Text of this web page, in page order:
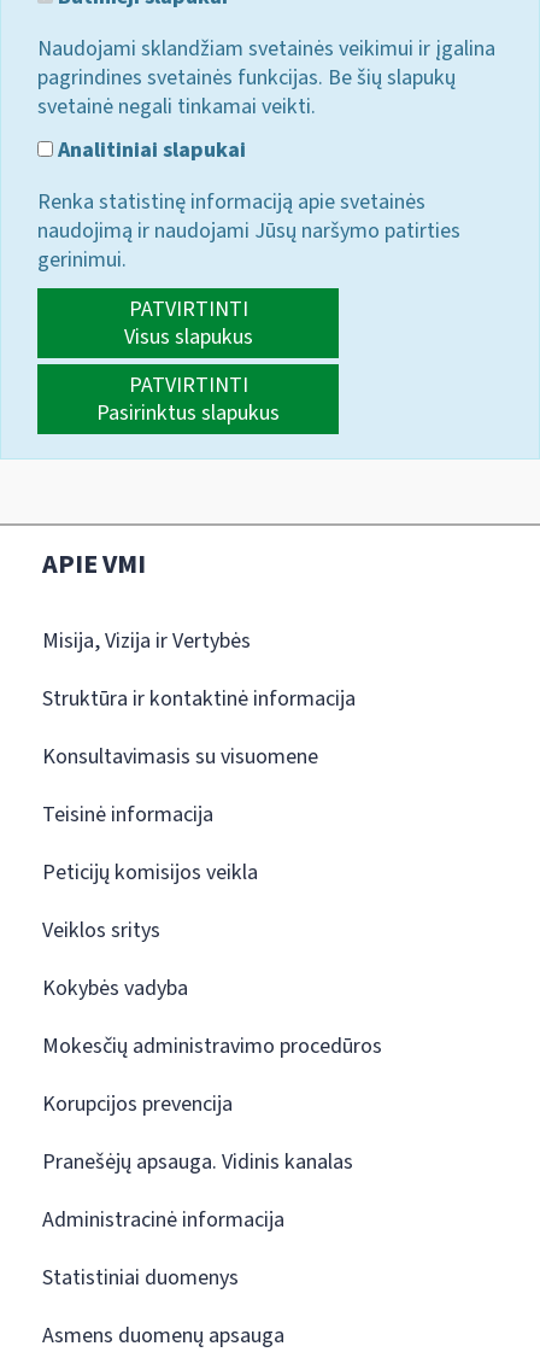
Naudojami sklandžiam svetainės veikimui ir įgalina
pagrindines svetainės funkcijas. Be šių slapukų
svetainė negali tinkamai veikti.
Analitiniai slapukai
Renka statistinę informaciją apie svetainės
naudojimą ir naudojami Jūsų naršymo patirties
gerinimui.
PATVIRTINTI
Visus slapukus
PATVIRTINTI
Pasirinktus slapukus
APIE VMI
Misija, Vizija ir Vertybės
Struktūra ir kontaktinė informacija
Konsultavimasis su visuomene
Teisinė informacija
Peticijų komisijos veikla
Veiklos sritys
Kokybės vadyba
Mokesčių administravimo procedūros
Korupcijos prevencija
Pranešėjų apsauga. Vidinis kanalas
Administracinė informacija
Statistiniai duomenys
Asmens duomenų apsauga